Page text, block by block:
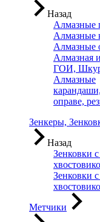
Назад
Алмазные
Алмазные
Алмазные
Алмазная
ГОИ,
Алмазные
оправе,
Зенкеры,
Назад
Зенковки
Зенковки
Метчики